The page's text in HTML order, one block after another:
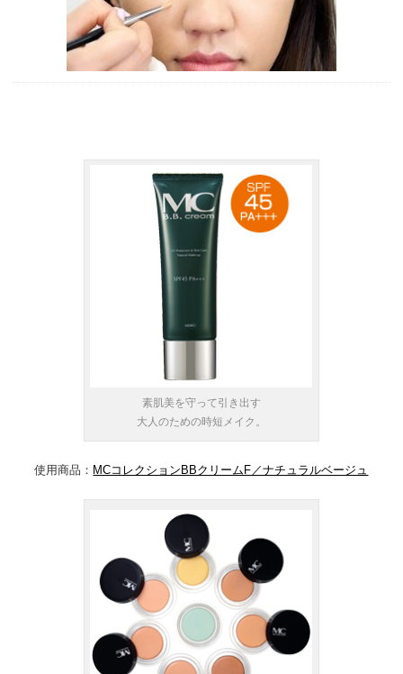
素肌美を守って引き出す
大人のための時短メイク。
使用商品： MCコレクションBBクリームF／ナチュラルベージュ